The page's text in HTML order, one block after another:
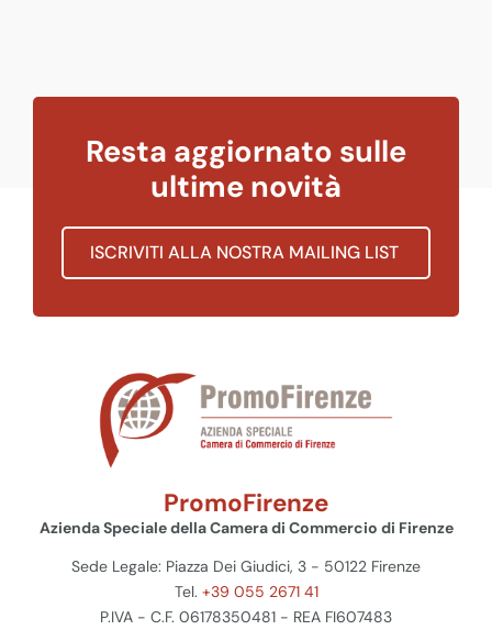
Resta aggiornato sulle
ultime novità
ISCRIVITI ALLA NOSTRA MAILING LIST
PromoFirenze
Azienda Speciale della Camera di Commercio di Firenze
Sede Legale: Piazza Dei Giudici, 3 - 50122 Firenze
Tel. +39 055 2671 41
P.IVA - C.F. 06178350481 - REA FI607483